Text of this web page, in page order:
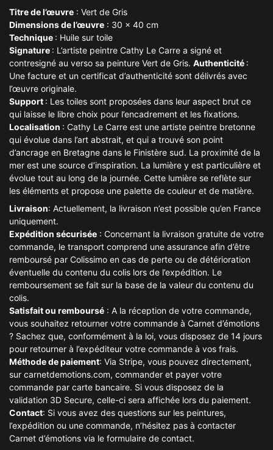
Titre de l’œuvre : Vert de Gris
Dimensions de l’œuvre : 30 x 40 cm
Technique : Huile sur toile
Signature : L’artiste peintre Cathy Le Carre a signé et
contresigné au verso sa peinture Vert de Gris. Authenticité :
Une facture et un certificat d’authenticité sont délivrés avec
l’œuvre originale.
Support : Les toiles sont proposées dans leur aspect brut ce
qui laisse le libre choix pour l’encadrement et les fixations.
Localisation : Cathy Le Carre est une artiste peintre bretonne
qui évolue dans l’art abstrait, et qui a trouvé son point
d’ancrage en Bretagne dans le Finistère sud. La proximité de la
mer est une source d’inspiration. La lumière y est particulière et
évolue tout au long de la journée. Cette lumière se reflète sur
les éléments et propose une palette de couleur et de matière.
Livraison: Actuellement, la livraison n’est possible qu’en France
uniquement.
Expédition sécurisée : Concernant la livraison gratuite de votre
commande, le transport comprend une assurance afin d’être
remboursé par Colissimo en cas de perte ou de détérioration
éventuelle du contenu du colis lors de l’expédition. Le
remboursement se fait sur la base de la valeur du contenu du
colis.
Satisfait ou remboursé : A la réception de votre commande,
vous souhaitez retourner votre commande à Carnet d’émotions
? Sachez que, conformément à la loi, vous disposez de 14 jours
pour retourner à l’expéditeur votre commande à vos frais.
Méthode de paiement: Via Stripe, vous pouvez directement,
sur carnetdemotions.com, commander et payer votre
commande par carte bancaire. Si vous disposez de la
validation 3D Secure, celle-ci sera affichée lors du paiement.
Contact: Si vous avez des questions sur les peintures,
l’expédition ou une commande, n’hésitez pas à contacter
Carnet d’émotions via le formulaire de contact.